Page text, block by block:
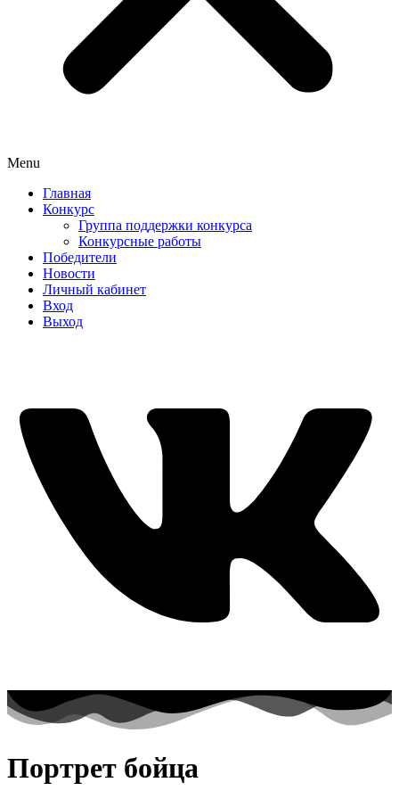
Menu
Главная
Конкурс
Группа поддержки конкурса
Конкурсные работы
Победители
Новости
Личный кабинет
Вход
Выход
Портрет бойца